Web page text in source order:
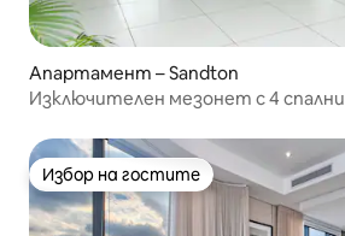
Апартамент – Sandton
Изключителен мезонет с 4 спални
Избор на гостите
Избор на гостите